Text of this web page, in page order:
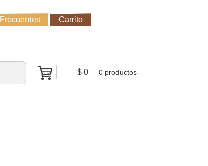
Carrito
Comprar?
$0 0 productos